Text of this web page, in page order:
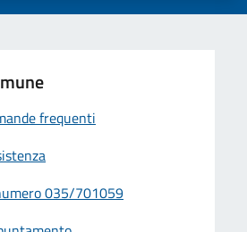
frequenti
035/701059